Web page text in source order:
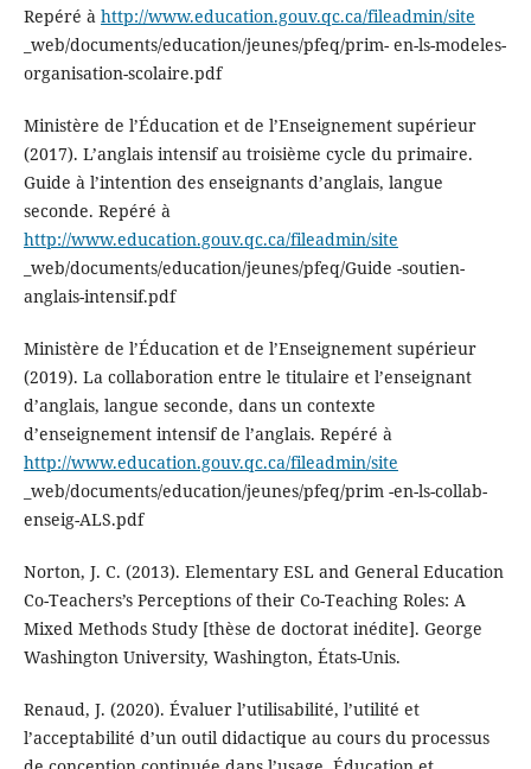
Repéré à http://www.education.gouv.qc.ca/fileadmin/site
_web/documents/education/jeunes/pfeq/prim- en-ls-modeles-
organisation-scolaire.pdf
Ministère de l’Éducation et de l’Enseignement supérieur
(2017). L’anglais intensif au troisième cycle du primaire.
Guide à l’intention des enseignants d’anglais, langue
seconde. Repéré à
http://www.education.gouv.qc.ca/fileadmin/site
_web/documents/education/jeunes/pfeq/Guide -soutien-
anglais-intensif.pdf
Ministère de l’Éducation et de l’Enseignement supérieur
(2019). La collaboration entre le titulaire et l’enseignant
d’anglais, langue seconde, dans un contexte
d’enseignement intensif de l’anglais. Repéré à
http://www.education.gouv.qc.ca/fileadmin/site
_web/documents/education/jeunes/pfeq/prim -en-ls-collab-
enseig-ALS.pdf
Norton, J. C. (2013). Elementary ESL and General Education
Co-Teachers’s Perceptions of their Co-Teaching Roles: A
Mixed Methods Study [thèse de doctorat inédite]. George
Washington University, Washington, États-Unis.
Renaud, J. (2020). Évaluer l’utilisabilité, l’utilité et
l’acceptabilité d’un outil didactique au cours du processus